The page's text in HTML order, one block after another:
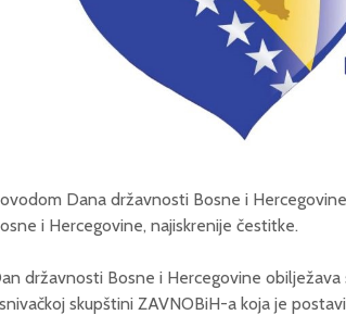
Dana državnosti Bosne i
i Hercegovine, najiskrenije čestitke.
državnosti Bosne i Hercegovine
skupštini ZAVNOBiH-a koja je